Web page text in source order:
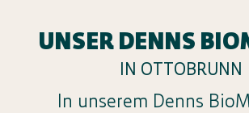
UNSER DENNS
IN OTTOBRUNN
In unserem Denns